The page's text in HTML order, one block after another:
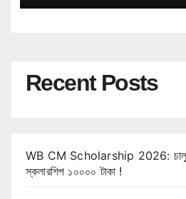
Recent Posts
WB CM Scholarship 2026: চালু
স্কলারশিপ ১০০০০ টাকা !